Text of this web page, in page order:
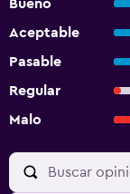
Bueno
Aceptable
Pasable
Regular
Malo